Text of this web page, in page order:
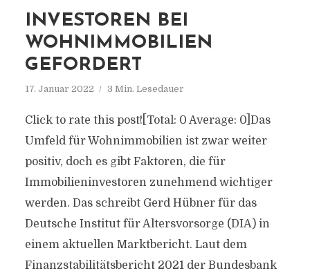
INVESTOREN BEI
WOHNIMMOBILIEN
GEFORDERT
17. Januar 2022 3 Min. Lesedauer
Click to rate this post![Total: 0 Average: 0]Das
Umfeld für Wohnimmobilien ist zwar weiter
positiv, doch es gibt Faktoren, die für
Immobilieninvestoren zunehmend wichtiger
werden. Das schreibt Gerd Hübner für das
Deutsche Institut für Altersvorsorge (DIA) in
einem aktuellen Marktbericht. Laut dem
Finanzstabilitätsbericht 2021 der Bundesbank